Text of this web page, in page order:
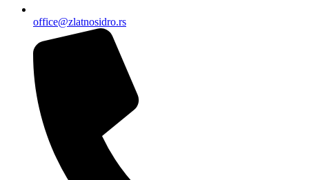
office@zlatnosidro.rs